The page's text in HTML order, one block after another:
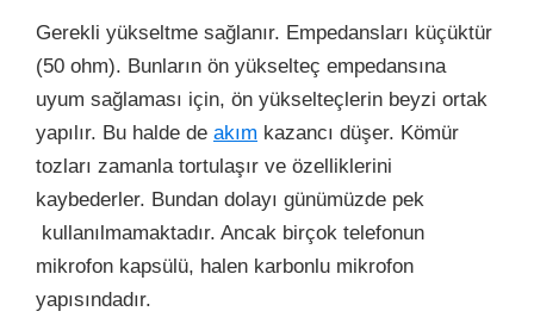
Gerekli yükseltme sağlanır. Empedansları küçüktür
(50 ohm). Bunların ön yükselteç empedansına
uyum sağlaması için, ön yükselteçlerin beyzi ortak
yapılır. Bu halde de akım kazancı düşer. Kömür
tozları zamanla tortulaşır ve özelliklerini
kaybederler. Bundan dolayı günümüzde pek
kullanılmamaktadır. Ancak birçok telefonun
mikrofon kapsülü, halen karbonlu mikrofon
yapısındadır.